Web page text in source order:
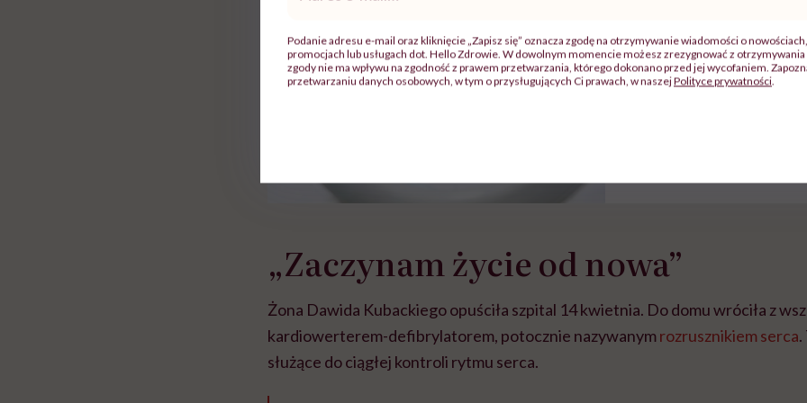
Eksperymentalny
został wszczepiony
To wielki przełom w
„Zaczynam życie od nowa”
Żona Dawida Kubackiego opuściła szpital 14 kwietnia. Do domu wróciła z
kardiowerterem-defibrylatorem, potocznie nazywanymrozrusznikiem serca
służące do ciągłej kontroli rytmu serca.
mail*
Podanie adresu e-mail oraz kliknięcie „Zapisz się” oznacza zgodę na otrzymywanie wiadomości o
promocjach lub usługach dot. Hello Zdrowie. W dowolnym momencie możesz zrezygnować z
zgody nie ma wpływu na zgodność z prawem przetwarzania, którego dokonano przed jej wycofaniem.
przetwarzaniu danych osobowych, w tym o przysługujących Ci prawach, w naszejPolityce prywatności.